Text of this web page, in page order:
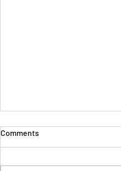
Comments